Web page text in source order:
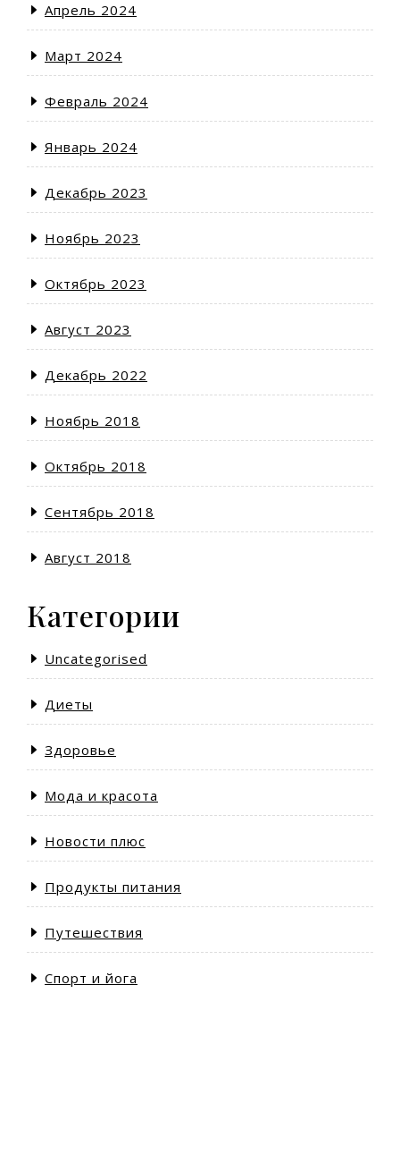
Апрель 2024
Март 2024
Февраль 2024
Январь 2024
Декабрь 2023
Ноябрь 2023
Октябрь 2023
Август 2023
Декабрь 2022
Ноябрь 2018
Октябрь 2018
Сентябрь 2018
Август 2018
Категории
Uncategorised
Диеты
Здоровье
Мода и красота
Новости плюс
Продукты питания
Путешествия
Спорт и йога